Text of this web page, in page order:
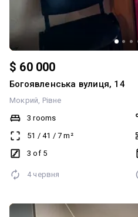
$ 60 000
Богоявленська вулиця, 14
Мокрий Рівне
3 rooms
51 / 41 / 7 m²
3 of 5
4 червня